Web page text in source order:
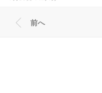
前へ